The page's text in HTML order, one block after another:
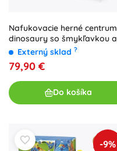
Nafukovacie herné centrum
dinosaury so šmykľavkou a
vodným rozprašovačom
Externý sklad ?
79,90 €
Do košíka
-9%